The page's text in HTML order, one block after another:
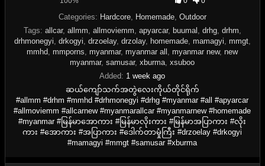
Categories: Hardcore, Homemade, Outdoor
Tags: allcar, allmm allmoviemm apyarcar, buumal drhg, drhm
drhmonegyi drkogyi drzoelay, drzolay, homemade, mamagyi mmgt,
mmhd ,mmporns ,myanmar,myanmar all ,myanmar new,new
myanmar,samusar,xburma ,xsuboo
Added: 1 week ago
ဆယ်ကျော်သက်အတွဲလေးကိုယ်တိုင်ရိုက်
#allmm #drhm #mmhd #drhmonegyi #drhg #myanmar #all #apyarcar
#allmoviemm #allcarnew #myanmarallcar #myanmarnew #homemade
#myanmar #မြန်မာအောကား #မြန်မာလိုးကား #မြန်မာအပြာကား #လိုး
ကား #အောကား #အပြာကား #ဒေါက်တာမှုံကြီး #drzoelay #drkogyi
#mamagyi #mmgt #samusar #xburma